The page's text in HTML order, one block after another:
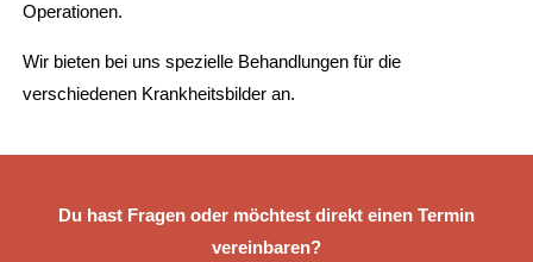
Operationen.
Wir bieten bei uns spezielle Behandlungen für die
verschiedenen Krankheitsbilder an.
Du hast Fragen oder möchtest direkt einen Termin
vereinbaren?